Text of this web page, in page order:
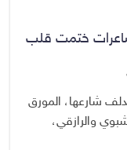
ختمت قلب
شارعها، المورق
والرازقي،